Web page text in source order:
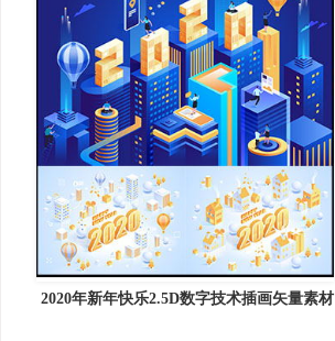
2020年新年快乐2.5D数字技术插画矢量素材